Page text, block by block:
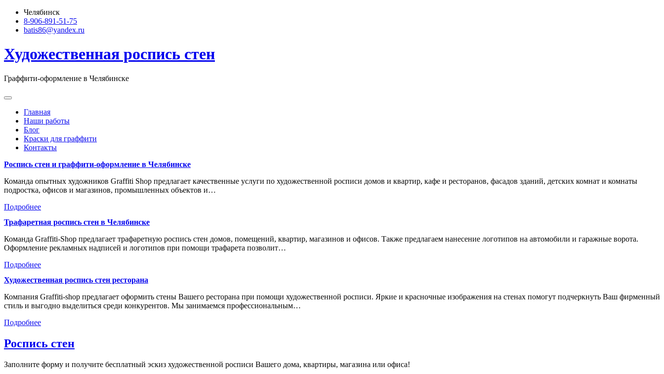
Skip
content
Челябинск
8-906-891-51-75
batis86@yandex.ru
Художественная роспись стен
Граффити-оформление в Челябинске
Главная
Наши работы
Блог
Краски для граффити
Контакты
Роспись стен и граффити-оформление в Челябинске
Команда опытных художников Graffiti Shop предлагает качественные услуги по художественной росписи домов и квартир, кафе и ресторанов, фасадов зданий, детских комнат и комнаты
подростка, офисов и магазинов, промышленных объектов и…
Подробнее
Трафаретная роспись стен в Челябинске
Команда Graffiti-Shop предлагает трафаретную роспись стен домов, помещений, квартир, магазинов и офисов. Также предлагаем нанесение логотипов на автомобили и гаражные ворота.
Оформление рекламных надписей и логотипов при помощи трафарета позволит…
Подробнее
Художественная роспись стен ресторана
Компания Graffiti-shop предлагает оформить стены Вашего ресторана при помощи художественной росписи. Яркие и красночные изображения на стенах помогут подчеркнуть Ваш фирменный
стиль и выгодно выделиться среди конкурентов. Мы занимаемся профессиональным…
Подробнее
Роспись стен
Заполните форму и получите бесплатный эскиз художественной росписи Вашего дома, квартиры, магазина или офиса!